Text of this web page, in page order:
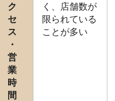
ク
セ
ス
・
営
業
時
間
く、店舗数が
限られている
ことが多い